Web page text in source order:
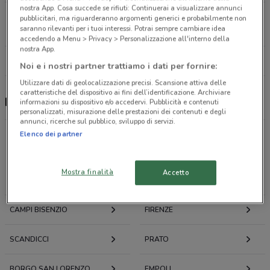
Via San Quirico, 165 Campi Bisenzio
4.4 km
CHIUSO
Tutti i negozi Faber-Castell
Faber-Castell, offerte e negozi
CAMPI BISENZIO FIRENZE
SCANDICCI PRATO
nostra App. Cosa succede se rifiuti: Continuerai a visualizzare annunci
pubblicitari, ma riguarderanno argomenti generici e probabilmente non
saranno rilevanti per i tuoi interessi. Potrai sempre cambiare idea
accedendo a Menu > Privacy > Personalizzazione all'interno della
nostra App.
Noi e i nostri partner trattiamo i dati per fornire:
Utilizzare dati di geolocalizzazione precisi. Scansione attiva delle
caratteristiche del dispositivo ai fini dell’identificazione. Archiviare
informazioni su dispositivo e/o accedervi. Pubblicità e contenuti
personalizzati, misurazione delle prestazioni dei contenuti e degli
annunci, ricerche sul pubblico, sviluppo di servizi.
Elenco dei partner
Mostra finalità Accetto